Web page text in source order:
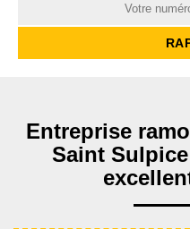
Entreprise
Saint